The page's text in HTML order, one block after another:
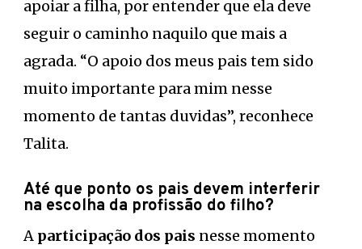
apoiar a filha, por entender que ela deve
seguir o caminho naquilo que mais a
agrada. “O apoio dos meus pais tem sido
muito importante para mim nesse
momento de tantas duvidas”, reconhece
Talita.
Até que ponto os pais devem interferir
na escolha da profissão do filho?
A participação dos pais nesse momento